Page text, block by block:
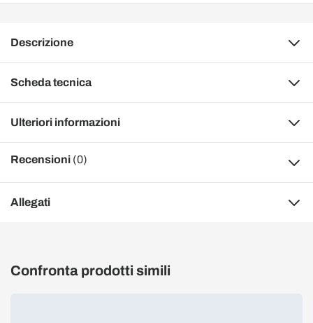
Descrizione
Scheda tecnica
Ulteriori informazioni
Recensioni (0)
Allegati
Confronta prodotti simili